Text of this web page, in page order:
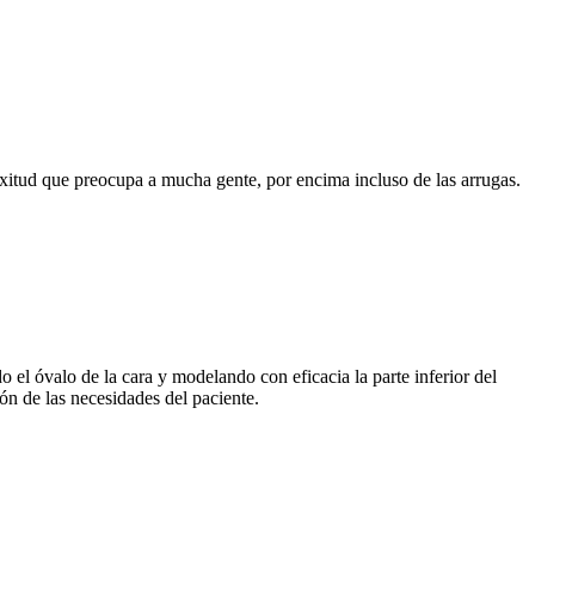
que preocupa a mucha gente, por encima incluso de las arrugas.
óvalo de la cara y modelando con eficacia la parte inferior del
de las necesidades del paciente.